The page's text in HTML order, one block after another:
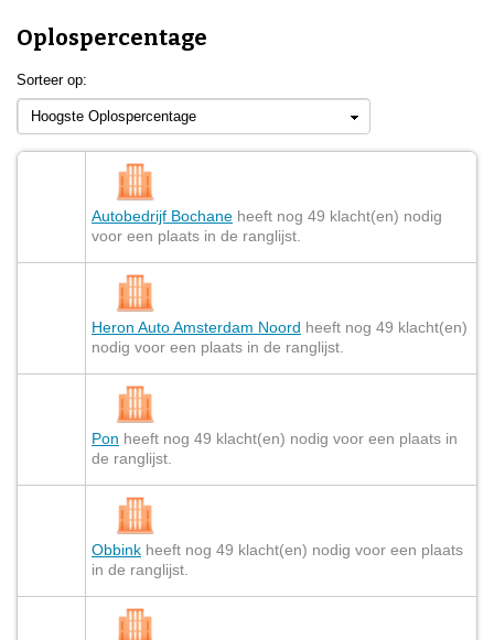
Oplospercentage
Sorteer op:
Hoogste Oplospercentage
Autobedrijf Bochane heeft nog 49 klacht(en) nodig
voor een plaats in de ranglijst.
Heron Auto Amsterdam Noord heeft nog 49 klacht(en)
nodig voor een plaats in de ranglijst.
Pon heeft nog 49 klacht(en) nodig voor een plaats in
de ranglijst.
Obbink heeft nog 49 klacht(en) nodig voor een plaats
in de ranglijst.